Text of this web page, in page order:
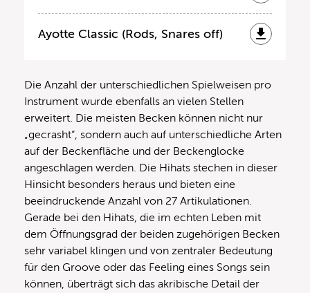
Ayotte Classic (Rods, Snares off)
Die Anzahl der unterschiedlichen Spielweisen pro
Instrument wurde ebenfalls an vielen Stellen
erweitert. Die meisten Becken können nicht nur
„gecrasht“, sondern auch auf unterschiedliche Arten
auf der Beckenfläche und der Beckenglocke
angeschlagen werden. Die Hihats stechen in dieser
Hinsicht besonders heraus und bieten eine
beeindruckende Anzahl von 27 Artikulationen.
Gerade bei den Hihats, die im echten Leben mit
dem Öffnungsgrad der beiden zugehörigen Becken
sehr variabel klingen und von zentraler Bedeutung
für den Groove oder das Feeling eines Songs sein
können, überträgt sich das akribische Detail der